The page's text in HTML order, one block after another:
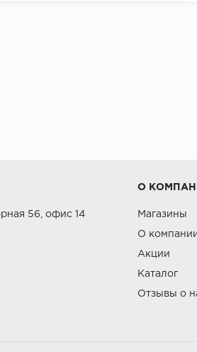
56, офис 14
О
Магазины
О
Акции
Каталог
Отзывы о